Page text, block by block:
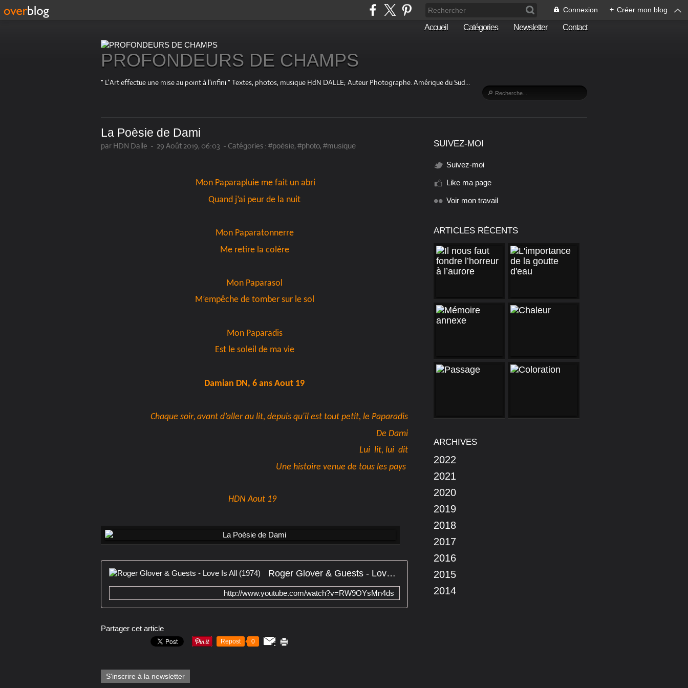
Connexion + Créer mon blog
Accueil Catégories Newsletter Contact
PROFONDEURS DE CHAMPS
" L'Art effectue une mise au point à l'infini " Textes, photos, musique HdN DALLE; Auteur Photographe. Amérique du Sud…
La Poèsie de Dami
par HDN Dalle - 29 Août 2019, 06:03 - Catégories : #poèsie, #photo, #musique
Mon Paparapluie me fait un abri
Quand j’ai peur de la nuit
Mon Paparatonnerre
Me retire la colère
Mon Paparasol
M’empêche de tomber sur le sol
Mon Paparadis
Est le soleil de ma vie
Damian DN, 6 ans Aout 19
Chaque soir, avant d’aller au lit, depuis qu'il est tout petit, le Paparadis
De Dami
Lui lit, lui dit
Une histoire venue de tous les pays
HDN Aout 19
Roger Glover & Guests - Love Is All (1974)
http://www.youtube.com/watch?v=RW9OYsMn4ds
Partager cet article
Repost 0
S'inscrire à la newsletter
SUIVEZ-MOI
Suivez-moi
Like ma page
Voir mon travail
ARTICLES RÉCENTS
ARCHIVES
2022
2021
2020
2019
2018
2017
2016
2015
2014